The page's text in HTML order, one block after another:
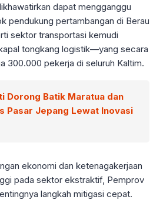
dapat mengganggu
pendukung pertambangan di Berau
sektor transportasi kemudi
tongkang logistik—yang secara
300.000 pekerja di seluruh Kaltim.
Dorong Batik Maratua dan
Pasar Jepang Lewat Inovasi
ekonomi dan ketenagakerjaan
pada sektor ekstraktif, Pemprov
langkah mitigasi cepat.